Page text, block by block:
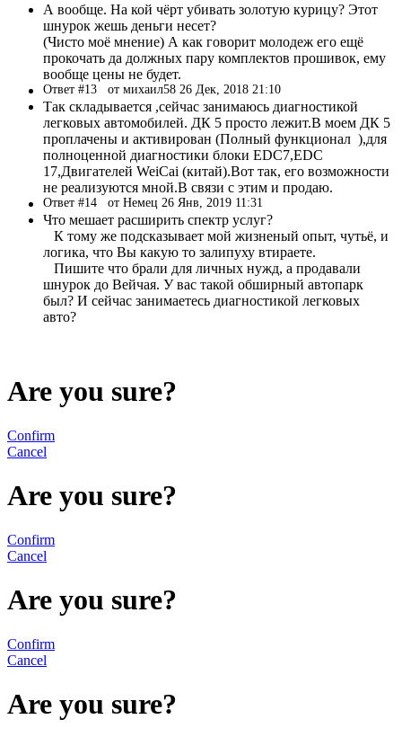
А вообще. На кой чёрт убивать золотую курицу? Этот
шнурок жешь деньги несет?
(Чисто моё мнение) А как говорит молодеж его ещё
прокочать да должных пару комплектов прошивок, ему
вообще цены не будет.
Ответ #13 от михаил58 26 Дек, 2018 21:10
Так складывается ,сейчас занимаюсь диагностикой
легковых автомобилей. ДК 5 просто лежит.В моем ДК 5
проплачены и активирован (Полный функционал ),для
полноценной диагностики блоки ЕDC7,EDC
17,Двигателей WeiCai (китай).Вот так, его возможности
не реализуются мной.В связи с этим и продаю.
Ответ #14 от Немец 26 Янв, 2019 11:31
Что мешает расширить спектр услуг?
К тому же подсказывает мой жизненый опыт, чутьё, и
логика, что Вы какую то залипуху втираете.
Пишите что брали для личных нужд, а продавали
шнурок до Вейчая. У вас такой обширный автопарк
был? И сейчас занимаетесь диагностикой легковых
авто?
Are you sure?
Confirm
Cancel
Are you sure?
Confirm
Cancel
Are you sure?
Confirm
Cancel
Are you sure?